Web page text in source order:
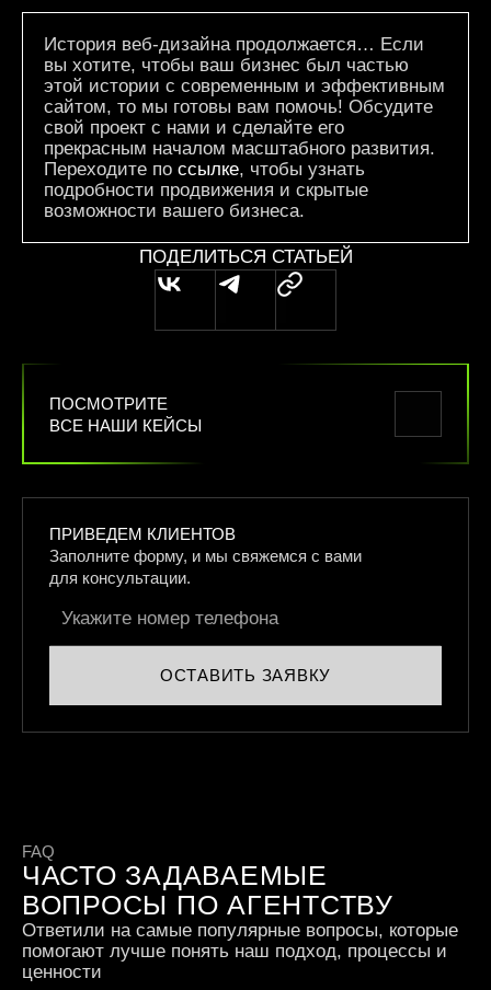
История веб-дизайна продолжается… Если
вы хотите, чтобы ваш бизнес был частью
этой истории с современным и эффективным
сайтом, то мы готовы вам помочь! Обсудите
свой проект с нами и сделайте его
прекрасным началом масштабного развития.
Переходите по ссылке, чтобы узнать
подробности продвижения и скрытые
возможности вашего бизнеса.
ПОДЕЛИТЬСЯ СТАТЬЕЙ
ПОСМОТРИТЕ
ВСЕ НАШИ КЕЙСЫ
ПРИВЕДЕМ КЛИЕНТОВ
Заполните форму, и мы свяжемся с вами
для консультации.
ОСТАВИТЬ ЗАЯВКУ
FAQ
ЧАСТО ЗАДАВАЕМЫЕ
ВОПРОСЫ ПО АГЕНТСТВУ
Ответили на самые популярные вопросы, которые
помогают лучше понять наш подход, процессы и
ценности